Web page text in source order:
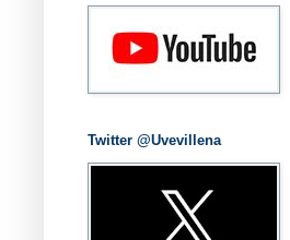
Twitter @Uvevillena